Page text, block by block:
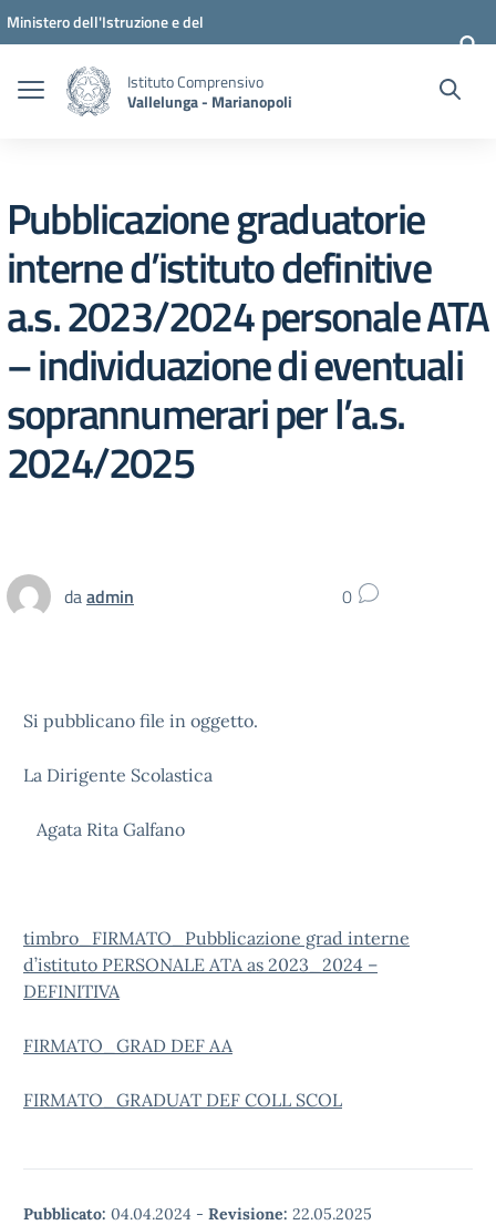
Vai ai contenuti
Vai al menu di navigazione
Vai al footer
Ministero dell'Istruzione e del
Istituto Comprensivo
Vallelunga - Marianopoli
Pubblicazione graduatorie
interne d’istituto definitive
a.s. 2023/2024 personale ATA
– individuazione di eventuali
soprannumerari per l’a.s.
2024/2025
daadmin 0
Si pubblicano file in oggetto.
La Dirigente Scolastica
Agata Rita Galfano
timbro_FIRMATO_Pubblicazione grad interne
d’istituto PERSONALE ATA as 2023_2024 –
DEFINITIVA
FIRMATO_GRAD DEF AA
FIRMATO_GRADUAT DEF COLL SCOL
Pubblicato: 04.04.2024 - Revisione: 22.05.2025